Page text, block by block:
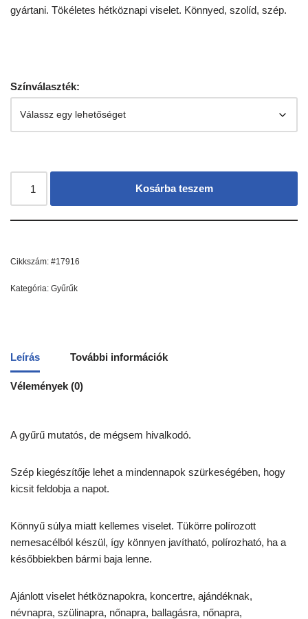
gyártani. Tökéletes hétköznapi viselet. Könnyed, szolíd, szép.
Színválaszték:
Kosárba teszem
Cikkszám: #17916
Kategória: Gyűrűk
Leírás További információk
Vélemények (0)
A gyűrű mutatós, de mégsem hivalkodó.
Szép kiegészítője lehet a mindennapok szürkeségében, hogy
kicsit feldobja a napot.
Könnyű súlya miatt kellemes viselet. Tükörre polírozott
nemesacélból készül, így könnyen javítható, polírozható, ha a
későbbiekben bármi baja lenne.
Ajánlott viselet hétköznapokra, koncertre, ajándéknak,
névnapra, szülinapra, nőnapra, ballagásra, nőnapra,